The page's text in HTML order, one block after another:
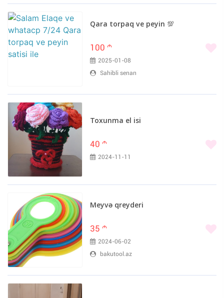
Qara torpaq ve peyin 💯
100 m
2025-01-08
Sahibli senan
Toxunma el isi
40 m
2024-11-11
Meyvə qreyderi
35 m
2024-06-02
bakutool.az